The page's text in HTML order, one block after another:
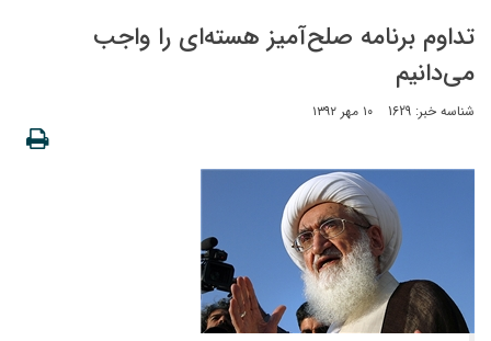
تداوم برنامه صلح‌آمیز هسته‌ای را واجب
می‌دانیم
شناسه خبر: 1629 ۱۰ مهر ۱۳۹۲